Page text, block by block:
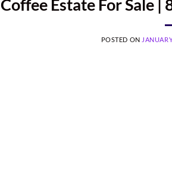
Coffee Estate For Sale
POSTED ON